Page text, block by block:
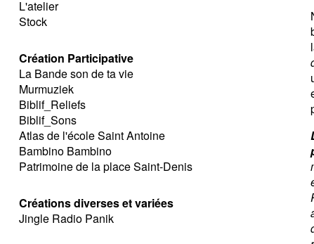
L'atelier
Stock
Création Participative
La Bande son de ta vie
Murmuziek
Biblif_Reliefs
Biblif_Sons
Atlas de l'école Saint Antoine
Bambino Bambino
Patrimoine de la place Saint-Denis
Créations diverses et variées
Jingle Radio Panik